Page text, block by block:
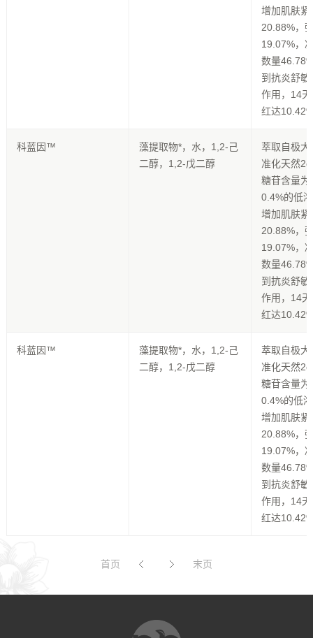
增加肌肤紧
20.88%，
19.07%，
数量
到抗炎舒敏
作用，14
红达
科蓝因™
藻提取物*，水，1,2-己
二醇，1,2-戊二醇
萃取自极大
准化天然
糖苷含量
0.4%的低
增加肌肤紧
20.88%，
19.07%，
数量
到抗炎舒敏
作用，14
红达
科蓝因™
藻提取物*，水，1,2-己
二醇，1,2-戊二醇
萃取自极大
准化天然
糖苷含量
0.4%的低
增加肌肤紧
20.88%，
19.07%，
数量
到抗炎舒敏
作用，14
红达
首页 末页